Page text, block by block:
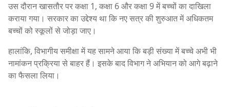
उस दौरान खासतौर पर कक्षा 1, कक्षा 6 और कक्षा 9 में बच्चों का दाखिला
कराया गया। सरकार का उद्देश्य था कि नए सत्र की शुरुआत में अधिकतम
बच्चों को स्कूलों से जोड़ा जाए।
हालांकि, विभागीय समीक्षा में यह सामने आया कि बड़ी संख्या में बच्चे अभी भी
नामांकन प्रक्रिया से बाहर हैं। इसके बाद विभाग ने अभियान को आगे बढ़ाने
का फैसला लिया।